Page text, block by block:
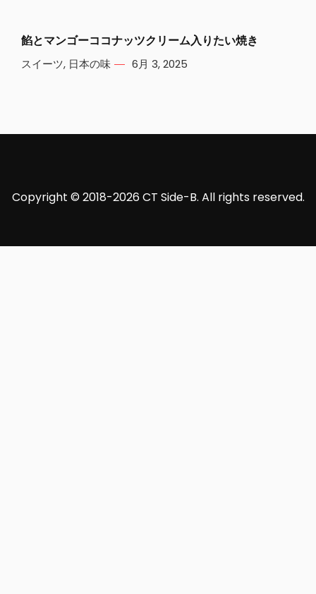
餡とマンゴーココナッツクリーム入りたい焼き
スイーツ, 日本の味 6月 3, 2025
Copyright © 2018-2026 CT Side-B. All rights reserved.